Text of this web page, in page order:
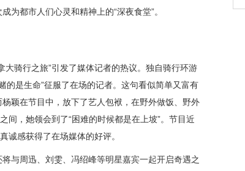
成为都市人们心灵和精神上的“深夜食堂”。
大骑行之旅”引发了媒体记者的热议。独自骑行环游
的是生命”征服了在场的记者。这句看似简单又富有
杨颖在节目中，放下了艺人包袱， 在野外做饭、 野外
间，她领会到了“困难的时候都是在上坡”。节目近
诚感获得了在场媒体的好评。
将与周迅、刘雯、冯绍峰等明星嘉宾一起开启奇遇之